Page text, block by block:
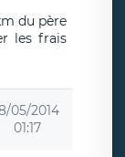
du père
les frais
05/2014
01:17